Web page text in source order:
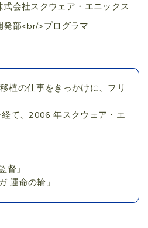
式会社スクウェア・エニックス
発部<br/>プログラマ
植の仕事をきっかけに、フリ
て、2006 年スクウェア・エ
督」
運命の輪」